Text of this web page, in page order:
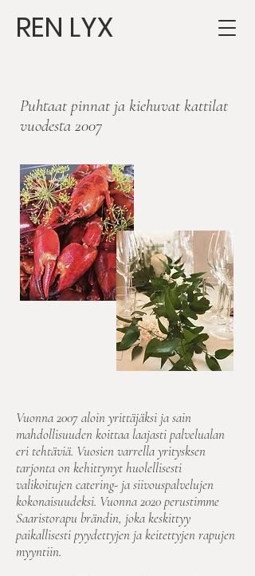
REN LYX
Puhtaat pinnat ja kiehuvat kattilat
vuodesta 2007
Vuonna 2007 aloin yrittäjäksi ja sain
mahdollisuuden koittaa laajasti palvelualan
eri tehtäviä. Vuosien varrella yritysksen
tarjonta on kehittynyt huolellisesti
valikoitujen catering- ja siivouspalvelujen
kokonaisuudeksi. Vuonna 2020 perustimme
Saaristorapu brändin, joka keskittyy
paikallisesti pyydettyjen ja keitettyjen rapujen
myyntiin.